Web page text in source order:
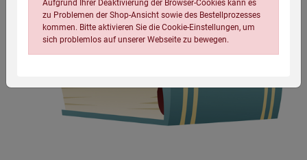
Aufgrund Ihrer Deaktivierung der Browser-Cookies kann es
zu Problemen der Shop-Ansicht sowie des Bestellprozesses
kommen. Bitte aktivieren Sie die Cookie-Einstellungen, um
sich problemlos auf unserer Webseite zu bewegen.